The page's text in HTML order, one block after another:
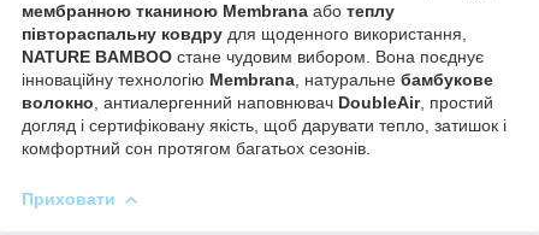
мембранною тканиною Membrana або теплу
півтораспальну ковдру для щоденного використання,
NATURE BAMBOO стане чудовим вибором. Вона поєднує
інноваційну технологію Membrana , натуральне бамбукове
волокно , антиалергенний наповнювач DoubleAir, простий
догляд і сертифіковану якість, щоб дарувати тепло, затишок і
комфортний сон протягом багатьох сезонів.
Приховати